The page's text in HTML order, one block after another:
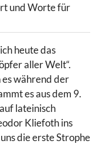
und Worte für
heute das
aller Welt“.
es während der
es aus dem 9.
lateinisch
Kliefoth ins
die erste Strophe